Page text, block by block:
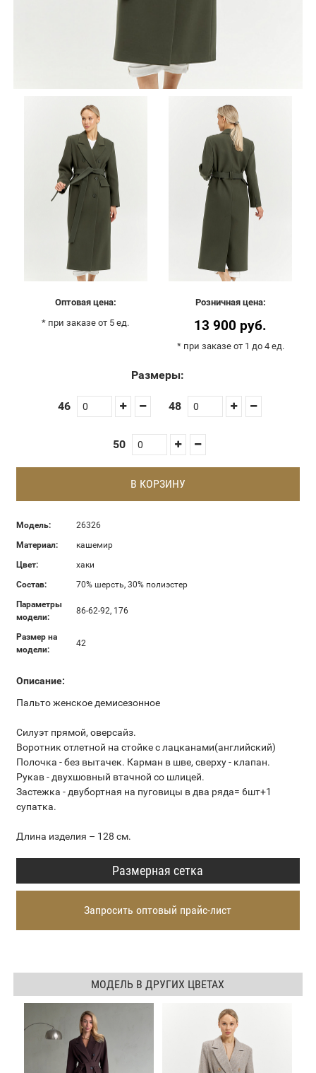
Оптовая цена:
* при заказе от 5 ед.
Розничная цена:
13 900 руб.
* при заказе от 1 до 4 ед.
Размеры:
46 48
50
В КОРЗИНУ
Модель:
26326
Материал:
кашемир
Цвет:
хаки
Состав:
70% шерсть, 30% полиэстер
Параметры
модели:
86-62-92, 176
Размер на
модели:
42
Описание:
Пальто женское демисезонное
Силуэт прямой, оверсайз.
Воротник отлетной на стойке с лацканами(английский)
Полочка - без вытачек. Карман в шве, сверху - клапан.
Рукав - двухшовный втачной со шлицей.
Застежка - двубортная на пуговицы в два ряда= 6шт+1
супатка.
Длина изделия – 128 см.
Размерная сетка
Запросить оптовый прайс-лист
МОДЕЛЬ В ДРУГИХ ЦВЕТАХ